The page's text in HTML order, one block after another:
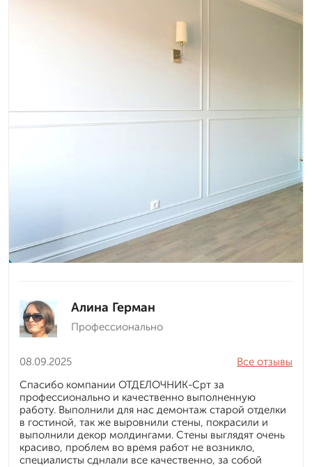
Алина Герман
Профессионально
08.09.2025
Все отзывы
Спасибо компании ОТДЕЛОЧНИК-Срт за
профессионально и качественно выполненную
работу. Выполнили для нас демонтаж старой отделки
в гостиной, так же выровнили стены, покрасили и
выполнили декор молдингами. Стены выглядят очень
красиво, проблем во время работ не возникло,
специалисты сднлали все качественно, за собой